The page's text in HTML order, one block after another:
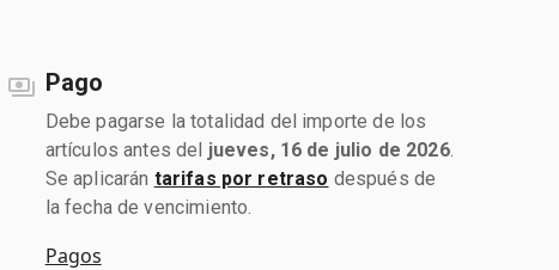
Pago
Debe pagarse la totalidad del importe de los
artículos antes del jueves, 16 de julio de 2026.
Se aplicarán tarifas por retraso después de
la fecha de vencimiento.
Pagos